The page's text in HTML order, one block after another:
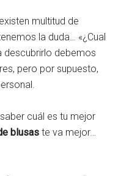
multitud de
la duda… «¿Cual
descubrirlo debemos
pero por supuesto,
cuál es tu mejor
blusas te va mejor…